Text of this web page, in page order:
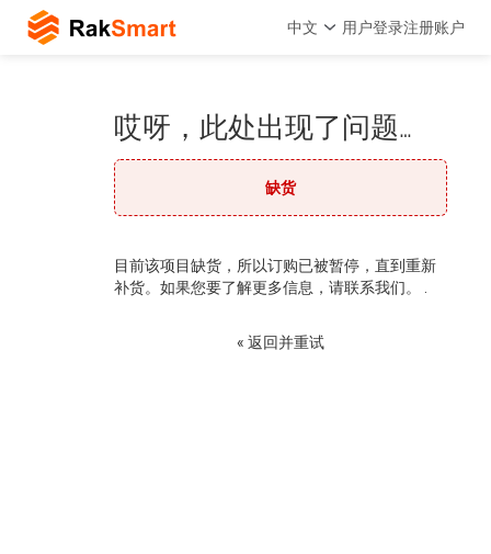
中文 用户登录注册账户
哎呀，此处出现了问题…
缺货
目前该项目缺货，所以订购已被暂停，直到重新
补货。如果您要了解更多信息，请联系我们。 .
« 返回并重试